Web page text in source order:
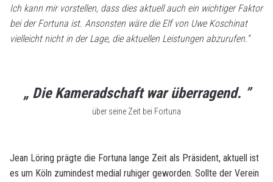
Ich kann mir vorstellen, dass dies aktuell auch ein wichtiger Faktor
bei der Fortuna ist. Ansonsten wäre die Elf von Uwe Koschinat
vielleicht nicht in der Lage, die aktuellen Leistungen abzurufen.“
„ Die Kameradschaft war überragend. ”
über seine Zeit bei Fortuna
Jean Löring prägte die Fortuna lange Zeit als Präsident, aktuell ist
es um Köln zumindest medial ruhiger geworden. Sollte der Verein